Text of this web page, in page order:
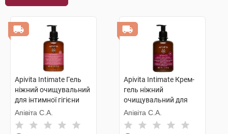
Apivita Intimate Гель
ніжний очищувальний
для інтимної гігієни
Додатковий захист
300 мл 1 флакон
Апівіта С.А.
Apivita Intimate Крем-
гель ніжний
очищувальний для
інтимної гігієни
Додатковий комфорт
300 мл 1 флакон
Апівіта С.А.